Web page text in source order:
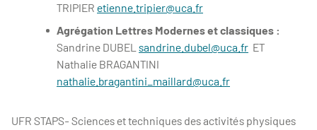
TRIPIER etienne.tripier@uca.fr
Agrégation Lettres Modernes et classiques :
Sandrine DUBEL sandrine.dubel@uca.fr ET
Nathalie BRAGANTINI
nathalie.bragantini_maillard@uca.fr
UFR STAPS- Sciences et techniques des activités physiques